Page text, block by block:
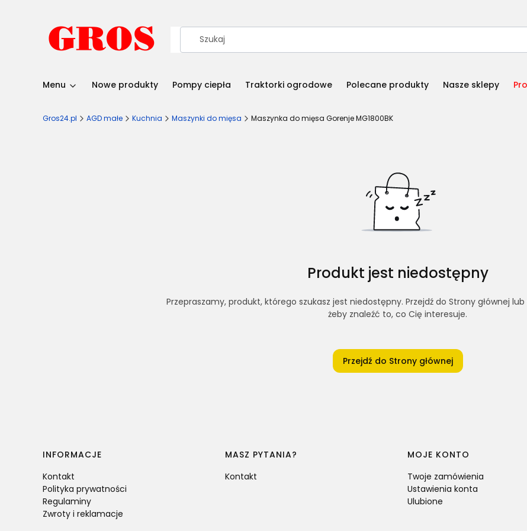
Menu Nowe produkty Pompy ciepła Traktorki ogrodowe Polecane produkty Nasze sklepy
Gros24.pl AGD małe Kuchnia Maszynki do mięsa Maszynka do mięsa Gorenje MG1800BK
Produkt jest niedostępny
Przepraszamy, produkt, którego szukasz jest niedostępny. Przejdź do Strony głównej
żeby znaleźć to, co Cię interesuje.
Przejdź do Strony głównej
Linki w stopce
INFORMACJE
Kontakt
Polityka prywatności
Regulaminy
Zwroty i reklamacje
MASZ PYTANIA?
Kontakt
MOJE KONTO
Twoje zamówienia
Ustawienia konta
Ulubione